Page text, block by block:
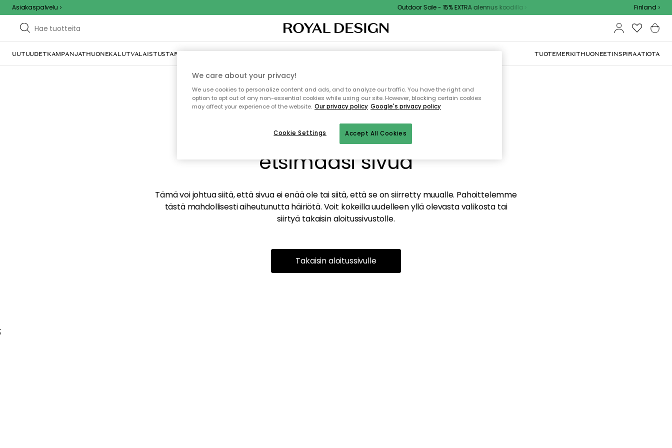
Asiakaspalvelu Outdoor Sale - 15% EXTRA alennus koodilla Finland
UUTUUDETKAMPANJATHUONEKALUTVALAISTUSTARJOILU JA KATTAUSSISUSTUSTEKSTIILIT & MATOTKEITTIÖSÄILYTYSULKOKALUSTEET TUOTEMERKITHUONEETINSPIRAATIOTA
Emme valitettavasti löydä
etsimääsi sivua
Tämä voi johtua siitä, että sivua ei enää ole tai siitä, että se on siirretty muualle. Pahoittelemme
tästä mahdollisesti aiheutunutta häiriötä. Voit kokeilla uudelleen yllä olevasta valikosta tai
siirtyä takaisin aloitussivustolle.
Takaisin aloitussivulle
;
We care about your privacy!
We use cookies to personalize content and ads, and to analyze our traffic. You have the right and
option to opt out of any non-essential cookies while using our site. However, blocking certain cookies
may affect your experience of the website. Our privacy policy Google's privacy policy
Accept All Cookies
Cookie Settings